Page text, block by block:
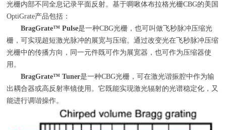
光栅内部不同全息记录平面反射。基于啁啾体布拉格光栅CBG的美国
OptiGrate产品包括：
BragGrate™ Pulse是一种CBG光栅，也可叫做飞秒脉冲压缩光
栅，可实现超短激光脉冲的展宽与压缩。通过改变光在飞秒脉冲压缩
光栅中的传播方向，同一元件既可作为展宽器，也可作为压缩器使
用。
BragGrate™ Tuner是一种CBG光栅，可在激光谐振腔中作为输
出耦合器或高反射率镜使用。它既能实现激光辐射的光谱稳定化，又
能进行调谐操作。